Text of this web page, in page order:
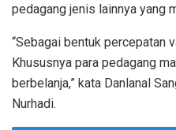
pedagang jenis lainnya yang
“Sebagai bentuk percepatan
Khususnya para pedagang
berbelanja,” kata Danlanal
Nurhadi.